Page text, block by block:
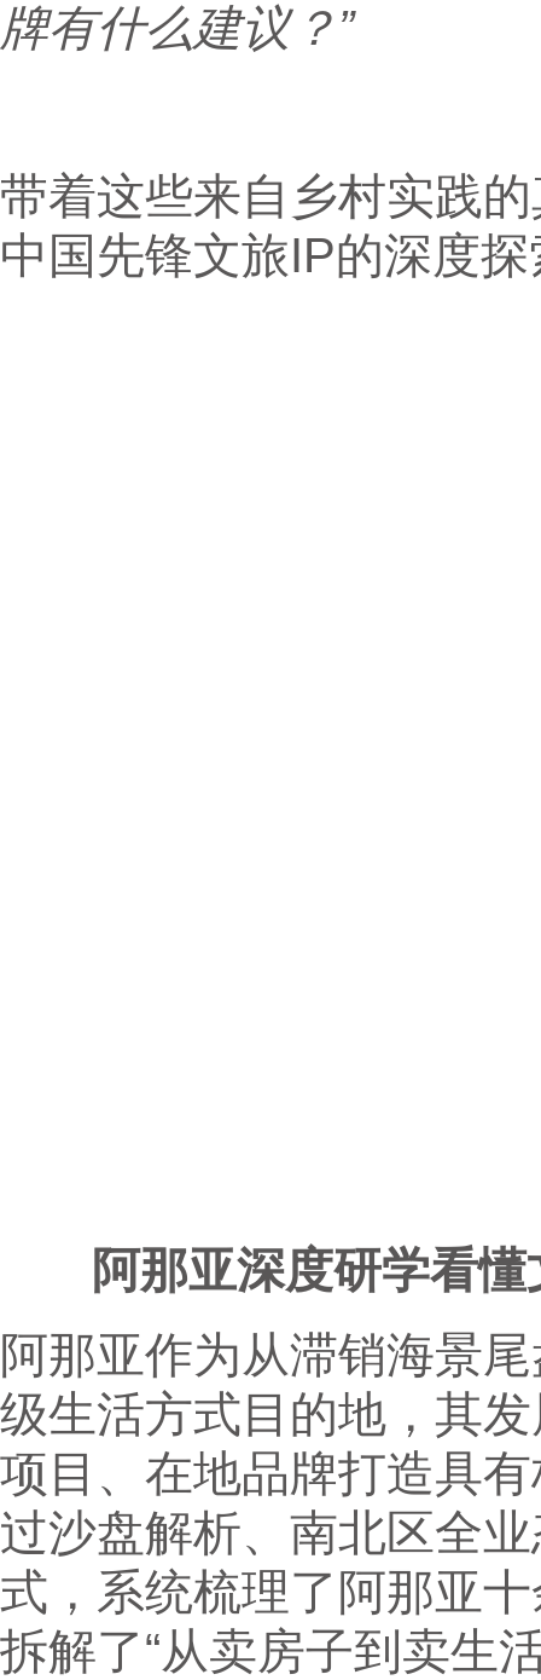
牌有什么建议？”
带着这些来自乡村实践
中国先锋文旅IP的深度
阿那亚深度研学看
阿那亚作为从滞销海景
级生活方式目的地，其
项目、在地品牌打造具
过沙盘解析、南北区全
式，系统梳理了阿那亚
拆解了“从卖房子到卖生